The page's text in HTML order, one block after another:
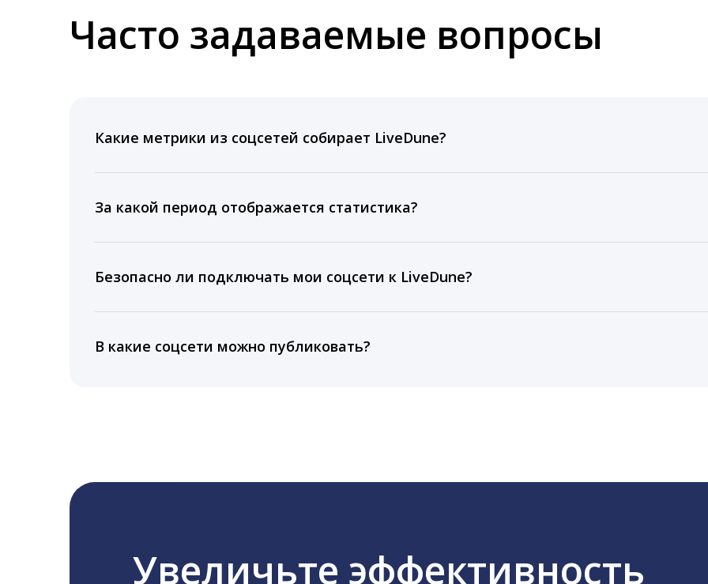
Часто задаваемые вопросы
Какие метрики из соцсетей собирает LiveDune?
время для публикации, показываем лучшие посты и присылаем автоматические отчеты с
За какой период отображается статистика?
подключении тарифа Блогер. При оплате тарифа Бизнес отображаются сведения за 3 года, а
5 лет.
Безопасно ли подключать мои соцсети к LiveDune?
информацию третьим лицам.
В какие соцсети можно публиковать?
Увеличьте эффективность